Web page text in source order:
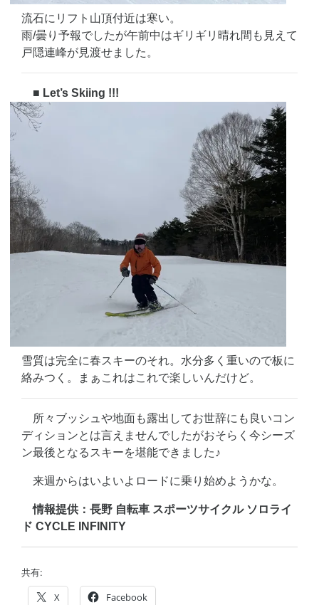
流石にリフト山頂付近は寒い。
雨/曇り予報でしたが午前中はギリギリ晴れ間も見えて
戸隠連峰が見渡せました。
■ Let’s Skiing !!!
雪質は完全に春スキーのそれ。水分多く重いので板に
絡みつく。まぁこれはこれで楽しいんだけど。
所々ブッシュや地面も露出してお世辞にも良いコン
ディションとは言えませんでしたがおそらく今シーズ
ン最後となるスキーを堪能できました♪
来週からはいよいよロードに乗り始めようかな。
情報提供：長野 自転車 スポーツサイクル ソロライ
ド CYCLE INFINITY
共有:
X Facebook